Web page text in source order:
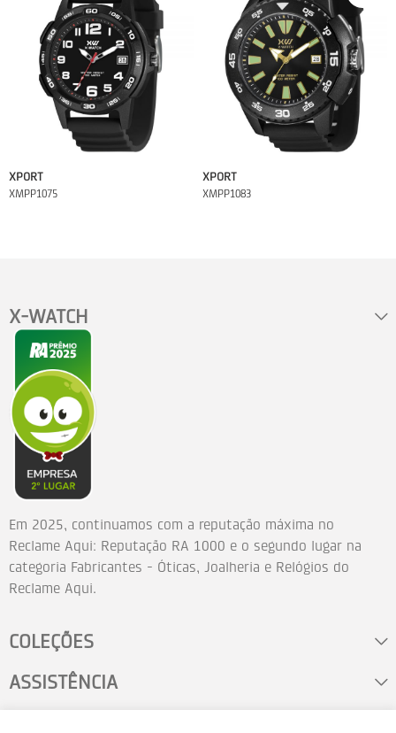
XPORT
XMPP1075
XPORT
XMPP1083
X-WATCH
Em 2025, continuamos com a reputação máxima no
Reclame Aqui: Reputação RA 1000 e o segundo lugar na
categoria Fabricantes - Óticas, Joalheria e Relógios do
Reclame Aqui.
COLEÇÕES
ASSISTÊNCIA